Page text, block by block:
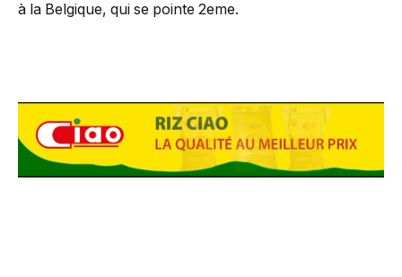
à la Belgique, qui se pointe 2eme.